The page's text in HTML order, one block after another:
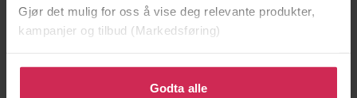
Gjør det mulig for oss å vise deg relevante produkter,
kampanjer og tilbud (Markedsføring)
Klikk på «Godta alle» for å gi oss ditt samtykke til å
bruke cookies for alle disse formålene. Du kan også
Godta alle